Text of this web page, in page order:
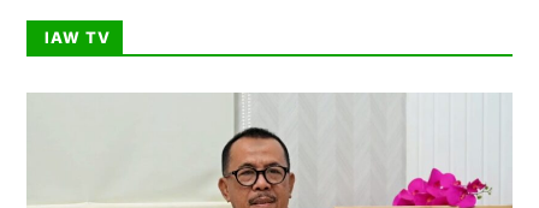
IAW TV